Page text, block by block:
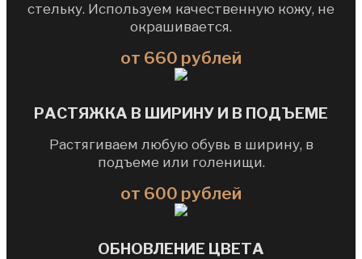
стельку. Используем качественную кожу, не
окрашивается.
от 660 рублей
РАСТЯЖКА В ШИРИНУ И В ПОДЪЕМЕ
Растягиваем любую обувь в ширину, в
подъеме или голенищи.
от 600 рублей
ОБНОВЛЕНИЕ ЦВЕТА